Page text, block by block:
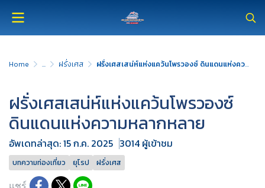
Home ... ฝรั่งเศส ฝรั่งเศสเสน่ห์แห่งแคว้นโพรวองซ์ ดินแดนแห่งความหลากหลาย
ฝรั่งเศสเสน่ห์แห่งแคว้นโพรวองซ์
ดินแดนแห่งความหลากหลาย
อัพเดทล่าสุด: 15 ก.ค. 2025 3014 ผู้เข้าชม
บทความท่องเที่ยว ยุโรป ฝรั่งเศส
แชร์